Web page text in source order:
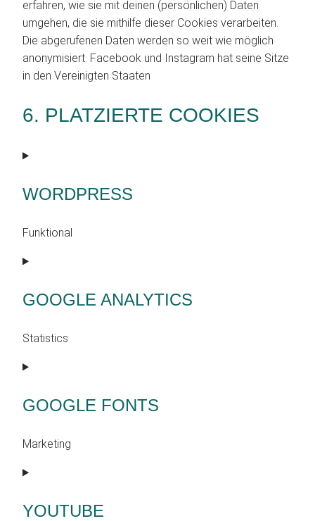
erfahren, wie sie mit deinen (persönlichen) Daten
umgehen, die sie mithilfe dieser Cookies verarbeiten.
Die abgerufenen Daten werden so weit wie möglich
anonymisiert. Facebook und Instagram hat seine Sitze
in den Vereinigten Staaten
6. PLATZIERTE COOKIES
WORDPRESS
Funktional
Consent
service
GOOGLE ANALYTICS
Statistics
Consent
service
analytics
GOOGLE FONTS
Marketing
Consent
service
YOUTUBE